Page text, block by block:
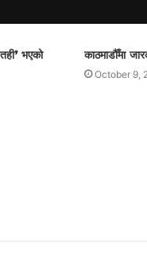
भएको
काठमाडौँमा
October 9,